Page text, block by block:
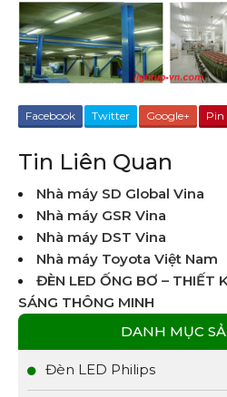
Facebook Twitter Google+ Pin
Tin Liên Quan
Nhà máy SD Global Vina
Nhà máy GSR Vina
Nhà máy DST Vina
Nhà máy Toyota Việt Nam
ĐÈN LED ỐNG BƠ – THIẾT
SÁNG THÔNG MINH
DANH MỤC
Đèn LED Philips